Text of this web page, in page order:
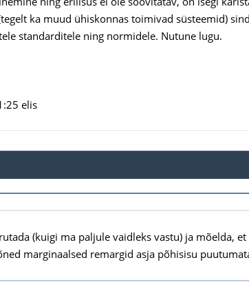
ka muud ühiskonnas toimivad süsteemid)
standarditele ning normidele. Nutune lugu.
elis
(kuigi ma paljule vaidleks vastu) ja mõelda,
marginaalsed remargid asja põhisisu